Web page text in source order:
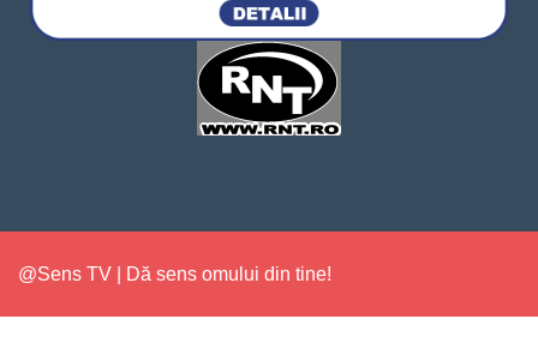
@Sens TV | Dă sens omului din tine!